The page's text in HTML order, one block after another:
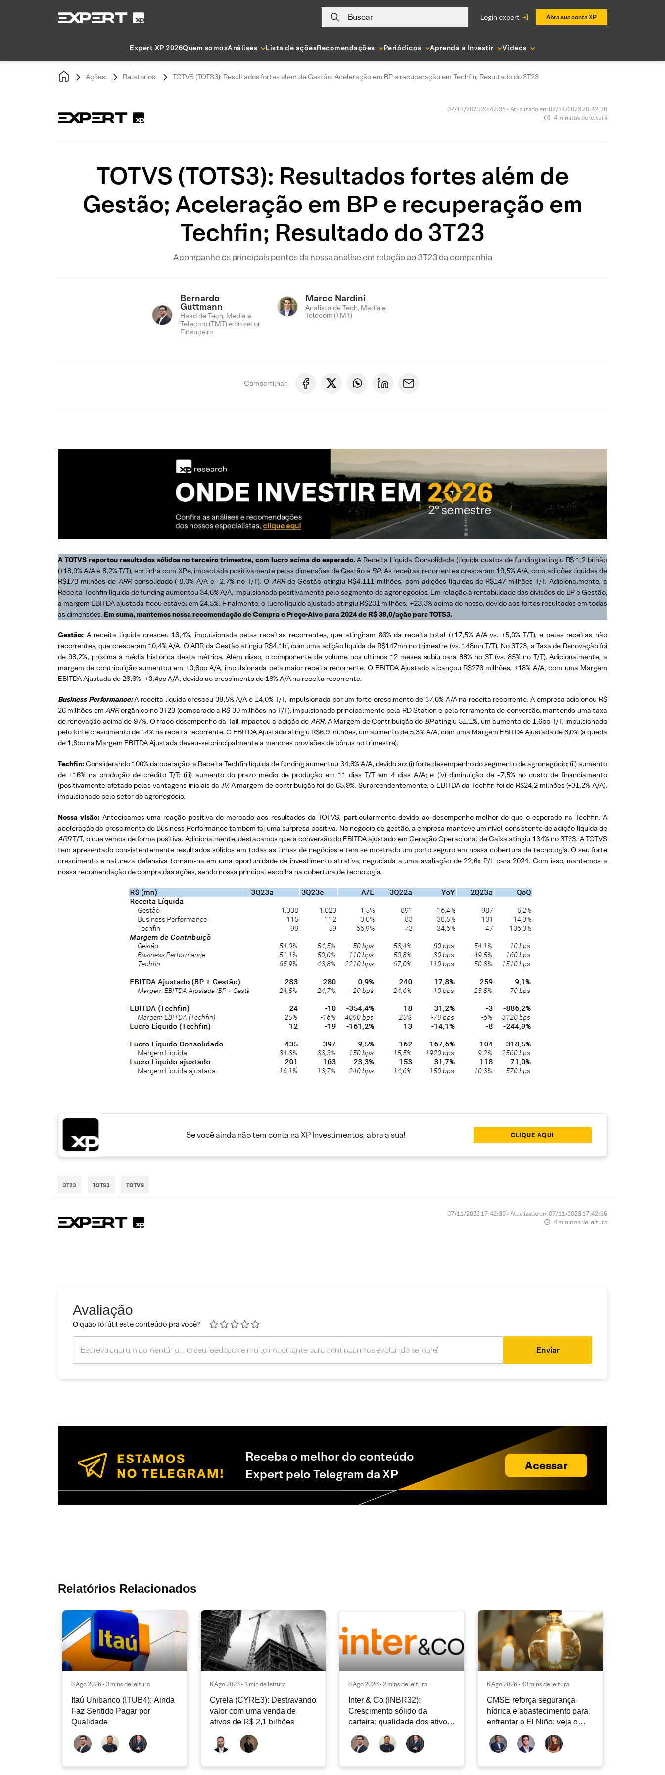
Buscar login expert Abra sua conta XP
Expert XP 2026Quem somosAnálises Lista de açõesRecomendações Periódicos Aprenda a Investir Vídeos
Ações Relatórios TOTVS (TOTS3): Resultados fortes além de Gestão; Aceleração em BP e recuperação em Techfin; Resultado do 3T23
07/11/2023 20:42:35 • Atualizado em 07/11/2023 20:42:36
4 minutos de leitura
TOTVS (TOTS3): Resultados fortes além de
Gestão; Aceleração em BP e recuperação em
Techfin; Resultado do 3T23
Acompanhe os principais pontos da nossa analise em relação ao 3T23 da companhia
Bernardo
Guttmann
Head de Tech, Media e
Telecom (TMT) e do setor
Financeiro
Marco Nardini
Analista de Tech, Media e
Telecom (TMT)
Compartilhar:
A TOTVS reportou resultados sólidos no terceiro trimestre, com lucro acima do esperado.A Receita Líquida Consolidada (líquida custos de funding) atingiu R$ 1,2 bilhão
(+18,9% A/A e 8,2% T/T), em linha com XPe, impactada positivamente pelas dimensões de Gestão e BP. As receitas recorrentes cresceram 19,5% A/A, com adições líquidas de
R$173 milhões de ARRconsolidado (-8,0% A/A e -2,7% no T/T). O ARRde Gestão atingiu R$4.111 milhões, com adições líquidas de R$147 milhões T/T. Adicionalmente, a
Receita Techfin líquida de funding aumentou 34,6% A/A, impulsionada positivamente pelo segmento de agronegócios. Em relação à rentabilidade das divisões de BP e Gestão,
a margem EBITDA ajustada ficou estável em 24,5%. Finalmente, o lucro líquido ajustado atingiu R$201 milhões, +23,3% acima do nosso, devido aos fortes resultados em todas
as dimensões. Em suma, mantemos nossa recomendação de Compra e Preço-Alvo para 2024 de R$ 39,0/ação para TOTS3.
Gestão: A receita líquida cresceu 16,4%, impulsionada pelas receitas recorrentes, que atingiram 86% da receita total (+17,5% A/A vs. +5,0% T/T), e pelas receitas não
recorrentes, que cresceram 10,4% A/A. O ARR da Gestão atingiu R$4,1bi, com uma adição líquida de R$147mn no trimestre (vs. 148mn T/T). No 3T23, a Taxa de Renovação foi
de 98,2%, próxima à média histórica desta métrica. Além disso, o componente de volume nos últimos 12 meses subiu para 88% no 3T (vs. 85% no T/T). Adicionalmente, a
margem de contribuição aumentou em +0,6pp A/A, impulsionada pela maior receita recorrente. O EBITDA Ajustado alcançou R$276 milhões, +18% A/A, com uma Margem
EBITDA Ajustada de 26,6%, +0,4pp A/A, devido ao crescimento de 18% A/A na receita recorrente.
Business Performance: A receita líquida cresceu 38,5% A/A e 14,0% T/T, impulsionada por um forte crescimento de 37,6% A/A na receita recorrente. A empresa adicionou R$
26 milhões emARRorgânico no 3T23 (comparado a R$ 30 milhões no T/T), impulsionado principalmente pela RD Station e pela ferramenta de conversão, mantendo uma taxa
de renovação acima de 97%. O fraco desempenho da Tail impactou a adição de ARR. A Margem de Contribuição do BPatingiu 51,1%, um aumento de 1,6pp T/T, impulsionado
pelo forte crescimento de 14% na receita recorrente. O EBITDA Ajustado atingiu R$6,9 milhões, um aumento de 5,3% A/A, com uma Margem EBITDA Ajustada de 6,0% (a queda
de 1,8pp na Margem EBITDA Ajustada deveu-se principalmente a menores provisões de bônus no trimestre).
Techfin:Considerando 100% da operação, a Receita Techfin líquida de funding aumentou 34,6% A/A, devido ao: (i) forte desempenho do segmento de agronegócio; (ii) aumento
de +16% na produção de crédito T/T; (iii) aumento do prazo médio de produção em 11 dias T/T em 4 dias A/A; e (iv) diminuição de -7,5% no custo de financiamento
(positivamente afetado pelas vantagens iniciais da JV.A margem de contribuição foi de 65,9%. Surpreendentemente, o EBITDA da Techfin foi de R$24,2 milhões (+31,2% A/A),
impulsionado pelo setor do agronegócio.
Nossa visão: Antecipamos uma reação positiva do mercado aos resultados da TOTVS, particularmente devido ao desempenho melhor do que o esperado na Techfin. A
aceleração do crescimento de Business Performance também foi uma surpresa positiva. No negócio de gestão, a empresa manteve um nível consistente de adição líquida de
ARRT/T, o que vemos de forma positiva. Adicionalmente, destacamos que a conversão do EBITDA ajustado em Geração Operacional de Caixa atingiu 134% no 3T23. A TOTVS
tem apresentado consistentemente resultados sólidos em todas as linhas de negócios e tem se mostrado um porto seguro em nossa cobertura de tecnologia. O seu forte
crescimento e natureza defensiva tornam-na em uma oportunidade de investimento atrativa, negociada a uma avaliação de 22,6x P/L para 2024. Com isso, mantemos a
nossa recomendação de compra das ações, sendo nossa principal escolha na cobertura de tecnologia.
Se você ainda não tem conta na XP Investimentos, abra a sua! CLIQUE AQUI
3T23 TOTS3 TOTVS
07/11/2023 17:42:35 • Atualizado em 07/11/2023 17:42:36
4 minutos de leitura
Avaliação
O quão foi útil este conteúdo pra você?
Enviar
Receba o melhor do conteúdo
Expert pelo Telegram da XP
Acessar
Relatórios Relacionados
6 Ago 2026 • 3 mins de leitura
Itaú Unibanco (ITUB4): Ainda
Faz Sentido Pagar por
Qualidade
6 Ago 2026 • 1 min de leitura
Cyrela (CYRE3): Destravando
valor com uma venda de
ativos de R$ 2,1 bilhões
6 Ago 2026 • 2 mins de leitura
Inter & Co (INBR32):
Crescimento sólido da
carteira; qualidade dos ativos
continua sendo o principal
debate
6 Ago 2026 • 43 mins de leitura
CMSE reforça segurança
hídrica e abastecimento para
enfrentar o El Niño; veja o
Radar Energia XP | Agosto